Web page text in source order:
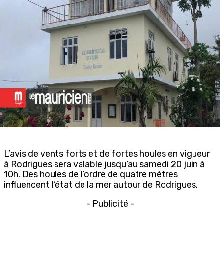
L’avis de vents forts et de fortes houles en vigueur
à Rodrigues sera valable jusqu’au samedi 20 juin à
10h. Des houles de l’ordre de quatre mètres
influencent l’état de la mer autour de Rodrigues.
- Publicité -